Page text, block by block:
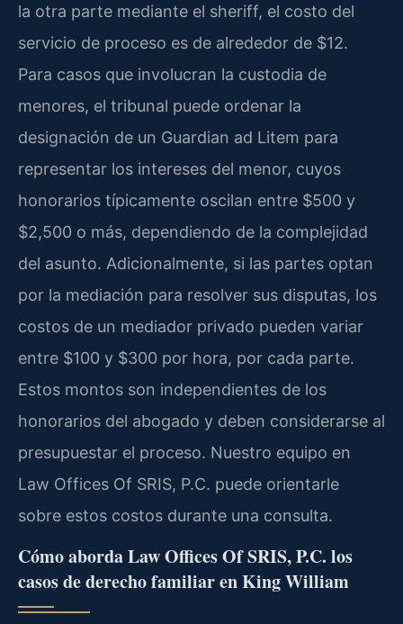
la otra parte mediante el sheriff, el costo del
servicio de proceso es de alrededor de $12.
Para casos que involucran la custodia de
menores, el tribunal puede ordenar la
designación de un Guardian ad Litem para
representar los intereses del menor, cuyos
honorarios típicamente oscilan entre $500 y
$2,500 o más, dependiendo de la complejidad
del asunto. Adicionalmente, si las partes optan
por la mediación para resolver sus disputas, los
costos de un mediador privado pueden variar
entre $100 y $300 por hora, por cada parte.
Estos montos son independientes de los
honorarios del abogado y deben considerarse al
presupuestar el proceso. Nuestro equipo en
Law Offices Of SRIS, P.C. puede orientarle
sobre estos costos durante una consulta.
Cómo aborda Law Offices Of SRIS, P.C. los
casos de derecho familiar en King William